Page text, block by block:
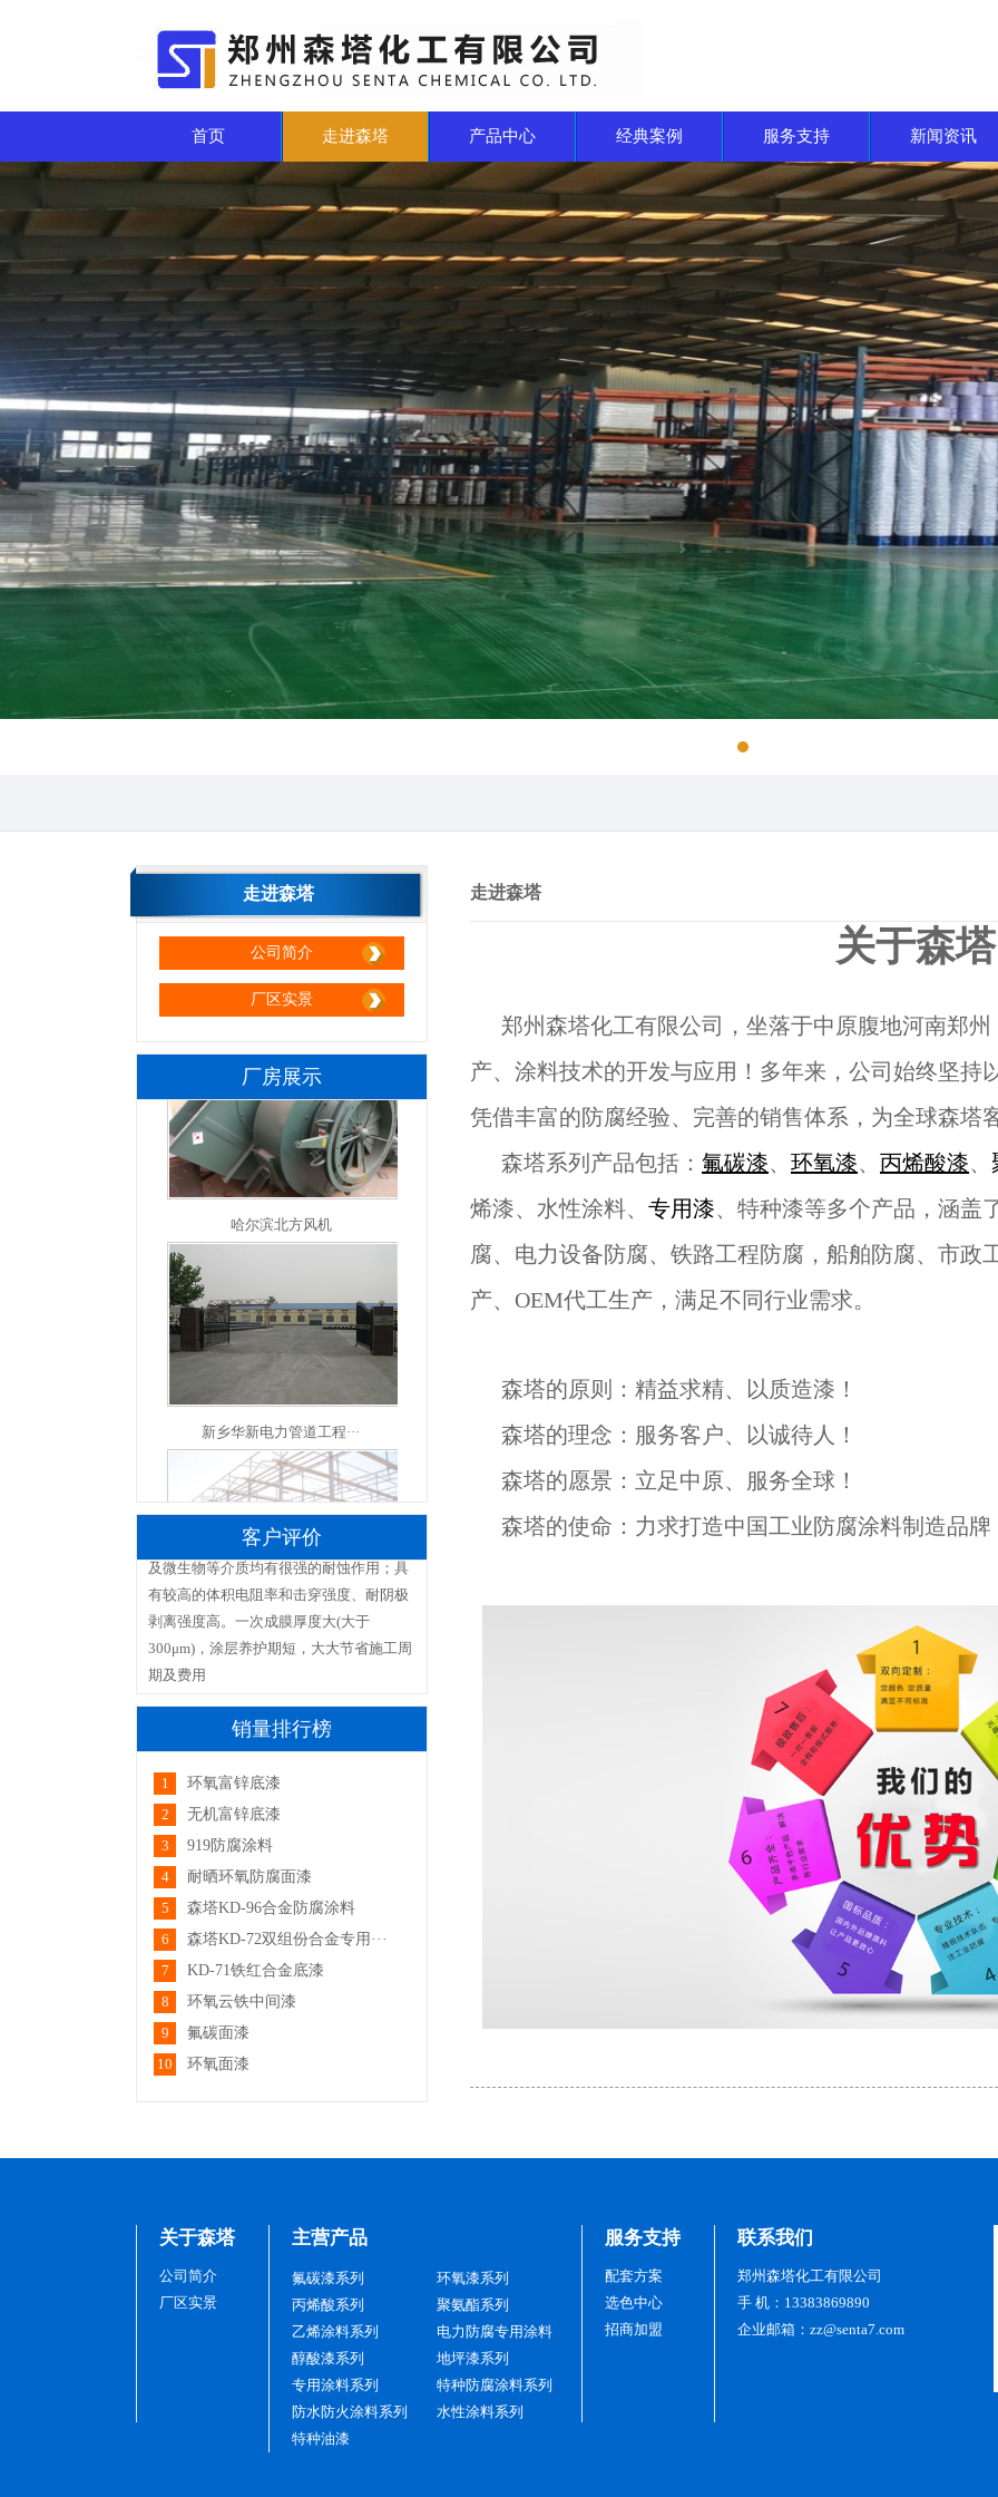
首页 走进森塔 产品中心 经典案例 服务支持 新闻资讯
走进森塔
公司简介
厂区实景
厂房展示
连霍高速-伏羲台隧道
黄河锅炉制造厂
哈尔滨北方风机
新乡华新电力管道工程···
天津滨海花卉科技园区
新乡华新电力管道工程···
保定多田冷却设备有限···
客户评价
标题：氟碳漆
内容：氟碳漆的耐候性能比普通油漆的耐
候性能好不好
回复：客户您好： 氟碳漆的主要特性：耐
候性能优异流平性强；漆膜装饰性能好
（丰满光亮、硬度高）；耐化学品性能
好；保光、保色、保洁性能优良，20年不
变色、不裂化；高附着力，良好的机械性
能。在生产、施工过程中不污染环境、无
VOC排放；涂层与金属、混凝土等材料的
附着力强，机械强度高、密实性好、无针
孔；抗渗性能突 出，对酸、碱、盐、海上
及微生物等介质均有很强的耐蚀作用；具
有较高的体积电阻率和击穿强度、耐阴极
剥离强度高。一次成膜厚度大(大于
300μm)，涂层养护期短，大大节省施工周
期及费用
内容：刷在我的木器上很亮，比之前保存
回复：谢谢您的肯定，我们会更加努力的
标题：氟碳清漆ST-F01
内容：产品不错
回复：谢您的认可，我们会继续努力做出
更好的产品！
标题：陶瓷隔热防腐涂料ST-GR67-52
内容：隔热效果很好，几个罐都用上了，
比原来喷水降温好太多了
回复：谢谢您的认可
标题：聚氨酯面漆
标题：学员风采
内容：内容
回复：
销量排行榜
1
环氧富锌底漆
2
无机富锌底漆
3
919防腐涂料
4
耐晒环氧防腐面漆
5
森塔KD-96合金防腐涂料
6
森塔KD-72双组份合金专用···
7
KD-71铁红合金底漆
8
环氧云铁中间漆
9
氟碳面漆
10
环氧面漆
走进森塔
关于森塔
郑州森塔化工有限公司，坐落于中原腹地河南郑
产、涂料技术的开发与应用！多年来，公司始终坚持
凭借丰富的防腐经验、完善的销售体系，为全球森塔
森塔系列产品包括： 氟碳漆、 环氧漆、 丙烯酸漆、
烯漆、水性涂料、 专用漆、特种漆等多个产品，涵盖
腐、电力设备防腐、铁路工程防腐，船舶防腐、市政
产、OEM代工生产，满足不同行业需求。
森塔的原则：精益求精、以质造漆！
森塔的理念：服务客户、以诚待人！
森塔的愿景：立足中原、服务全球！
森塔的使命：力求打造中国工业防腐涂料制造品牌
关于森塔
公司简介
厂区实景
主营产品
氟碳漆系列
环氧漆系列
丙烯酸系列
聚氨酯系列
乙烯涂料系列
电力防腐专用涂料
醇酸漆系列
地坪漆系列
专用涂料系列
特种防腐涂料系列
防水防火涂料系列
水性涂料系列
特种油漆
服务支持
配套方案
选色中心
招商加盟
联系我们
郑州森塔化工有限公司
手 机：13383869890
企业邮箱：zz@senta7.com